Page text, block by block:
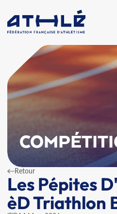
Retour
Les Pépites
èD Triathlon